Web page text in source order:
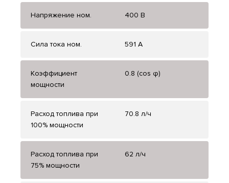
Напряжение ном. 400 В
Сила тока ном. 591 А
Коэффициент
мощности
0.8 (cos φ)
Расход топлива при
100% мощности
70.8 л/ч
Расход топлива при
75% мощности
62 л/ч